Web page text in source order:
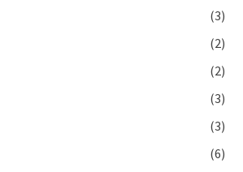
(3)
(2)
(2)
(3)
(3)
(6)